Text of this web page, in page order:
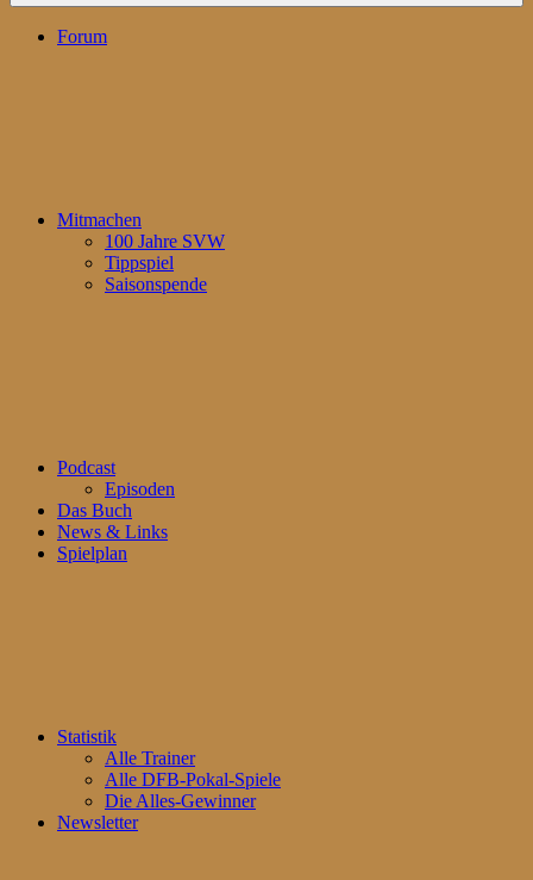
Forum
Mitmachen
100 Jahre SVW
Tippspiel
Saisonspende
Podcast
Episoden
Das Buch
News & Links
Spielplan
Statistik
Alle Trainer
Alle DFB-Pokal-Spiele
Die Alles-Gewinner
Newsletter